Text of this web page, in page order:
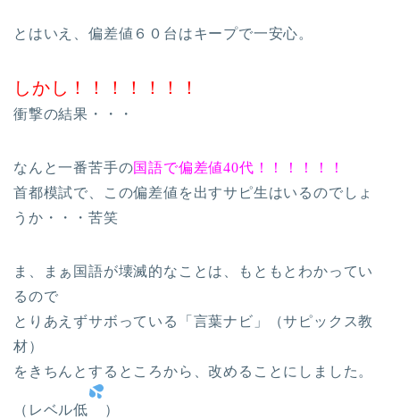
とはいえ、偏差値６０台はキープで一安心。
しかし！！！！！！！
衝撃の結果・・・
なんと一番苦手の国語で偏差値40代！！！！！！
首都模試で、この偏差値を出すサピ生はいるのでしょ
うか・・・苦笑
ま、まぁ国語が壊滅的なことは、もともとわかってい
るので
とりあえずサボっている「言葉ナビ」（サピックス教
材）
をきちんとするところから、改めることにしました。
（レベル低 ）